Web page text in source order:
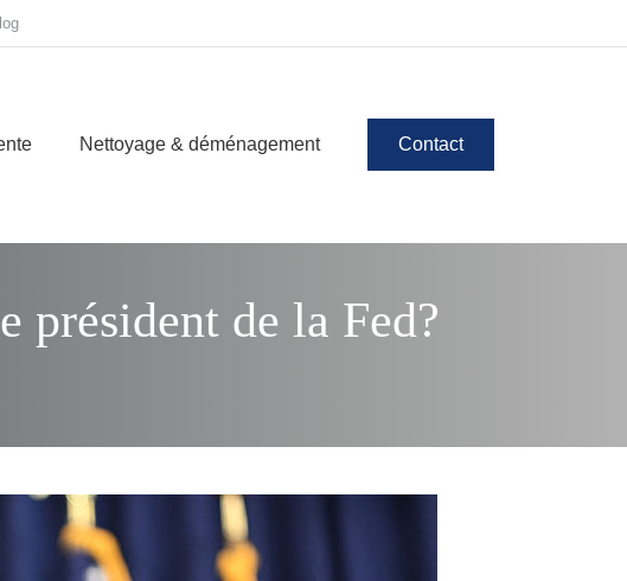
Nettoyage & déménagement Contact
président de la Fed?